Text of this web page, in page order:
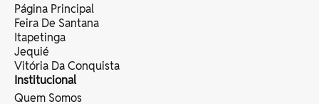
Página Principal
Feira De Santana
Itapetinga
Jequié
Vitória Da Conquista
Institucional
Quem Somos